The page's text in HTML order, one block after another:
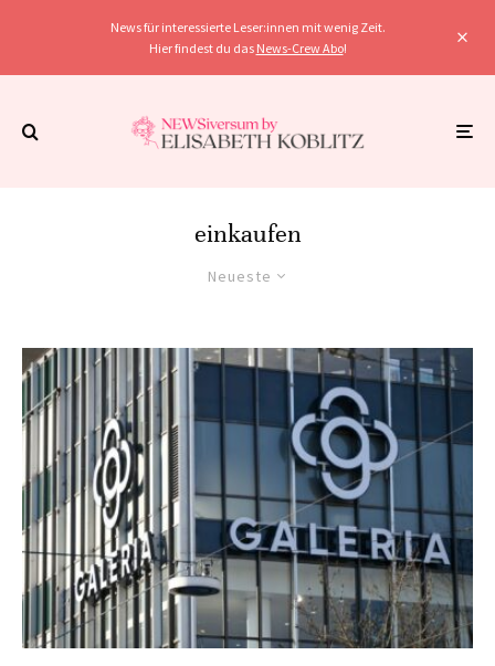
News für interessierte Leser:innen mit wenig Zeit.
Hier findest du das News-Crew Abo!
einkaufen
Neueste